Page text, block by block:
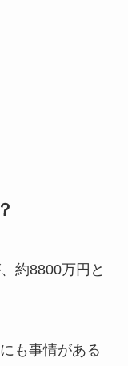
約8800万円と
も事情がある